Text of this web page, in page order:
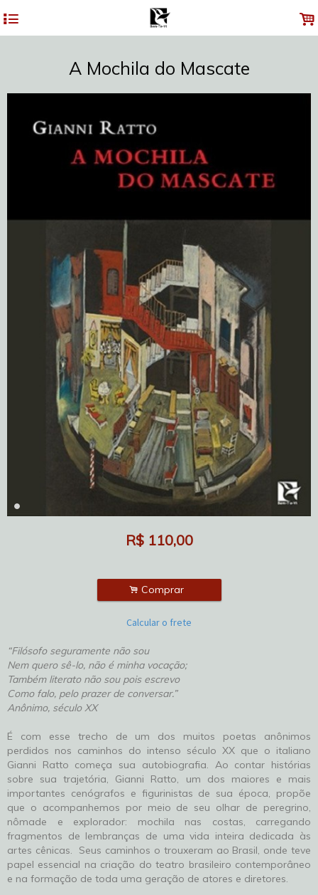
4 .
A Mochila do Mascate
R$ 110,00
. Comprar
Calcular o frete
“Filósofo seguramente não sou
Nem quero sê-lo, não é minha vocação;
Também literato não sou pois escrevo
Como falo, pelo prazer de conversar.”
Anônimo, século XX
É com esse trecho de um dos muitos poetas anônimos
perdidos nos caminhos do intenso século XX que o italiano
Gianni Ratto começa sua autobiografia. Ao contar histórias
sobre sua trajetória, Gianni Ratto, um dos maiores e mais
importantes cenógrafos e figurinistas de sua época, propõe
que o acompanhemos por meio de seu olhar de peregrino,
nômade e explorador: mochila nas costas, carregando
fragmentos de lembranças de uma vida inteira dedicada às
artes cênicas. Seus caminhos o trouxeram ao Brasil, onde teve
papel essencial na criação do teatro brasileiro contemporâneo
e na formação de toda uma geração de atores e diretores.